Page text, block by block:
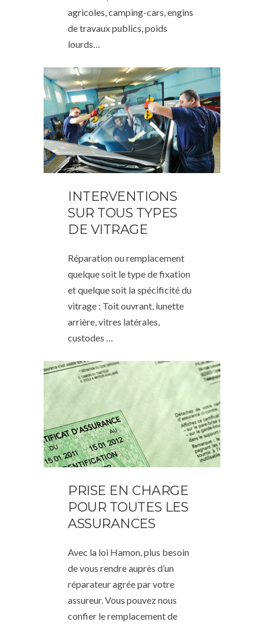
agricoles, camping-cars, engins
de travaux publics, poids
lourds…
INTERVENTIONS
SUR TOUS TYPES
DE VITRAGE
Réparation ou remplacement
quelque soit le type de fixation
et quelque soit la spécificité du
vitrage : Toit ouvrant, lunette
arrière, vitres latérales,
custodes …
PRISE EN CHARGE
POUR TOUTES LES
ASSURANCES
Avec la loi Hamon, plus besoin
de vous rendre auprès d’un
réparateur agrée par votre
assureur. Vous pouvez nous
confier le remplacement de